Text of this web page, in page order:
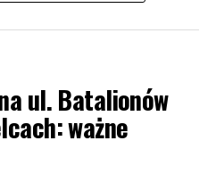
ul. Batalionów
ważne